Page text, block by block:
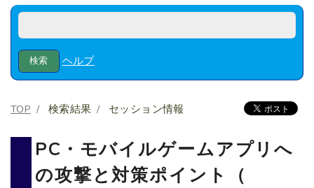
ヘルプ
TOP 検索結果 セッション情報
PC・モバイルゲームアプリへ
の攻撃と対策ポイント（